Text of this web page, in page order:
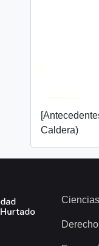
Caldera)
Derecho